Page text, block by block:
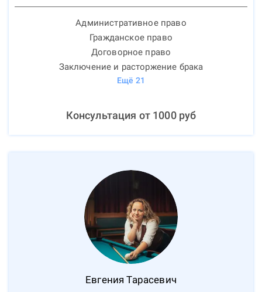
Административное право
Гражданское право
Договорное право
Заключение и расторжение брака
Ещё 21
Консультация от 1000руб
Евгения Тарасевич